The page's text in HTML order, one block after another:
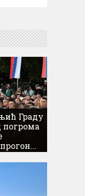
Граду
погрома